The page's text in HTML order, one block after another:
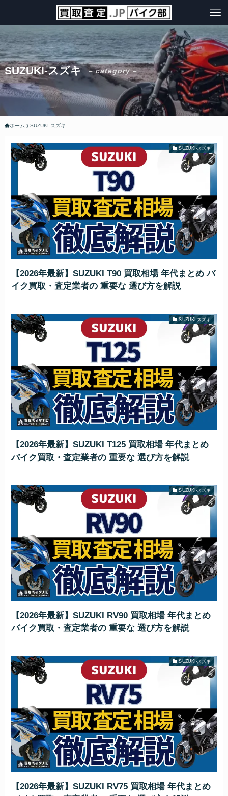
SUZUKI-スズキ – category –
ホーム SUZUKI-スズキ
SUZUKI-スズキ
【2026年最新】SUZUKI T90 買取相場 年代まとめ バ
イク買取・査定業者の 重要な 選び方を解説
SUZUKI-スズキ
【2026年最新】SUZUKI T125 買取相場 年代まとめ
バイク買取・査定業者の 重要な 選び方を解説
SUZUKI-スズキ
【2026年最新】SUZUKI RV90 買取相場 年代まとめ
バイク買取・査定業者の 重要な 選び方を解説
SUZUKI-スズキ
【2026年最新】SUZUKI RV75 買取相場 年代まとめ